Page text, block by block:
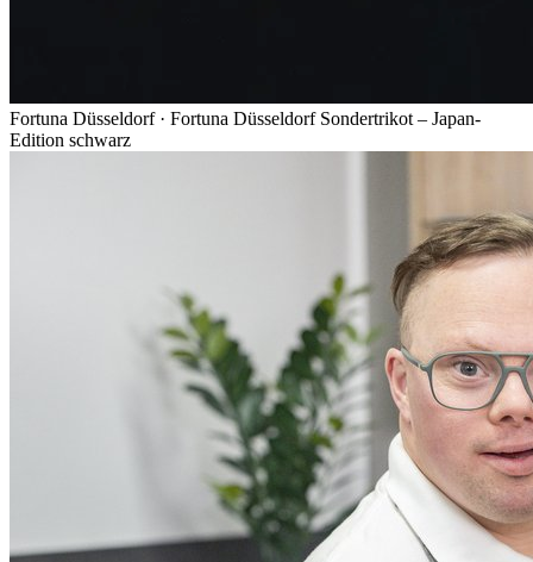
Fortuna Düsseldorf· Fortuna Düsseldorf Sondertrikot – Japan-
Edition schwarz